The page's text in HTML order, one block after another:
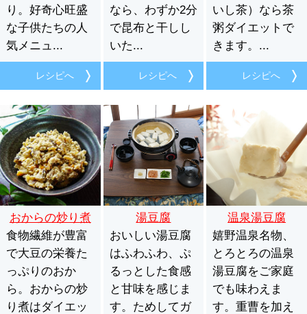
り。好奇心旺盛
な子供たちの人
気メニュ...
レシピへ
なら、わずか2分
で昆布と干しし
いた...
レシピへ
いし茶）なら茶
粥ダイエットで
きます。...
レシピへ
おからの炒り煮
食物繊維が豊富
で大豆の栄養た
っぷりのおか
ら。おからの炒
り煮はダイエッ
湯豆腐
おいしい湯豆腐
はふわふわ、ぷ
るっとした食感
と甘味を感じま
す。ためしてガ
温泉湯豆腐
嬉野温泉名物、
とろとろの温泉
湯豆腐をご家庭
でも味わえま
す。重曹を加え